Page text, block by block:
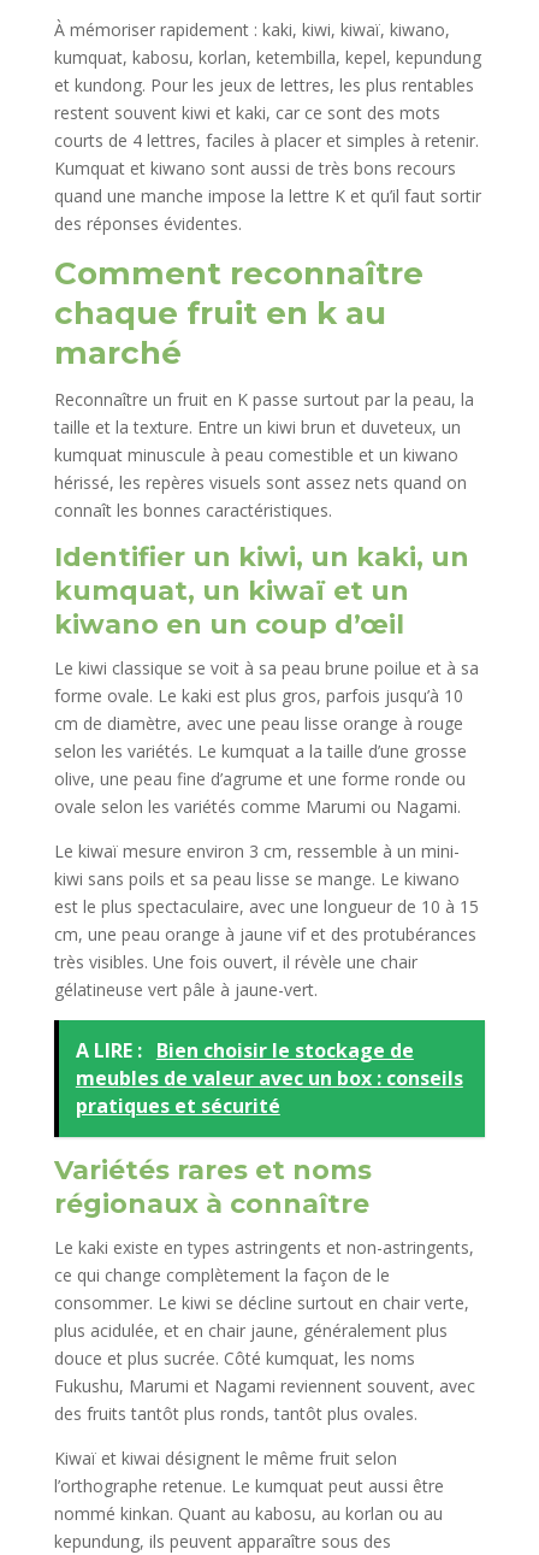
À mémoriser rapidement : kaki, kiwi, kiwaï, kiwano,
kumquat, kabosu, korlan, ketembilla, kepel, kepundung
et kundong. Pour les jeux de lettres, les plus rentables
restent souvent kiwi et kaki, car ce sont des mots
courts de 4 lettres, faciles à placer et simples à retenir.
Kumquat et kiwano sont aussi de très bons recours
quand une manche impose la lettre K et qu’il faut sortir
des réponses évidentes.
Comment reconnaître
chaque fruit en k au
marché
Reconnaître un fruit en K passe surtout par la peau, la
taille et la texture. Entre un kiwi brun et duveteux, un
kumquat minuscule à peau comestible et un kiwano
hérissé, les repères visuels sont assez nets quand on
connaît les bonnes caractéristiques.
Identifier un kiwi, un kaki, un
kumquat, un kiwaï et un
kiwano en un coup d’œil
Le kiwi classique se voit à sa peau brune poilue et à sa
forme ovale. Le kaki est plus gros, parfois jusqu’à 10
cm de diamètre, avec une peau lisse orange à rouge
selon les variétés. Le kumquat a la taille d’une grosse
olive, une peau fine d’agrume et une forme ronde ou
ovale selon les variétés comme Marumi ou Nagami.
Le kiwaï mesure environ 3 cm, ressemble à un mini-
kiwi sans poils et sa peau lisse se mange. Le kiwano
est le plus spectaculaire, avec une longueur de 10 à 15
cm, une peau orange à jaune vif et des protubérances
très visibles. Une fois ouvert, il révèle une chair
gélatineuse vert pâle à jaune-vert.
A LIRE : Bien choisir le stockage de
meubles de valeur avec un box : conseils
pratiques et sécurité
Variétés rares et noms
régionaux à connaître
Le kaki existe en types astringents et non-astringents,
ce qui change complètement la façon de le
consommer. Le kiwi se décline surtout en chair verte,
plus acidulée, et en chair jaune, généralement plus
douce et plus sucrée. Côté kumquat, les noms
Fukushu, Marumi et Nagami reviennent souvent, avec
des fruits tantôt plus ronds, tantôt plus ovales.
Kiwaï et kiwai désignent le même fruit selon
l’orthographe retenue. Le kumquat peut aussi être
nommé kinkan. Quant au kabosu, au korlan ou au
kepundung, ils peuvent apparaître sous des